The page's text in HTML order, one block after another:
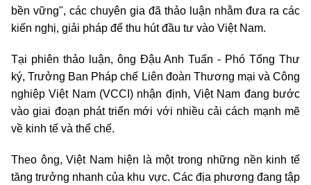
bền vững", các chuyên gia đã thảo luận nhằm đưa ra các
kiến nghị, giải pháp để thu hút đầu tư vào Việt Nam.
Tại phiên thảo luận, ông Đậu Anh Tuấn - Phó Tổng Thư
ký, Trưởng Ban Pháp chế Liên đoàn Thương mại và Công
nghiệp Việt Nam (VCCI) nhận định, Việt Nam đang bước
vào giai đoạn phát triển mới với nhiều cải cách mạnh mẽ
về kinh tế và thể chế.
Theo ông, Việt Nam hiện là một trong những nền kinh tế
tăng trưởng nhanh của khu vực. Các địa phương đang tập